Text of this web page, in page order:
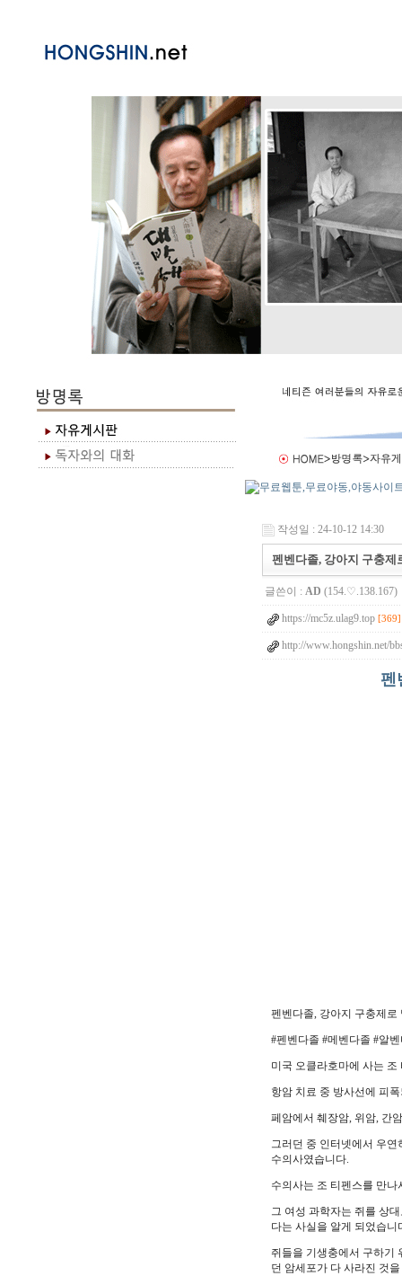
작성일 : 24-10-12 14:30
펜벤다졸, 강아지 구충제
글쓴이 : AD (154.♡.138.167)
https://mc5z.ulag9.top [369]
http://www.hongshin.net/
펜
펜벤다졸, 강아지 구충제로
#펜벤다졸 #메벤다졸 #알
미국 오클라호마에 사는
항암 치료 중 방사선에 피
페암에서 췌장암, 위암, 간
그러던 중 인터넷에서 우
수의사였습니다.
수의사는 조 티펜스를 만
그 여성 과학자는 쥐를 상
다는 사실을 알게 되었습니
쥐들을 기생충에서 구하기
던 암세포가 다 사라진 것